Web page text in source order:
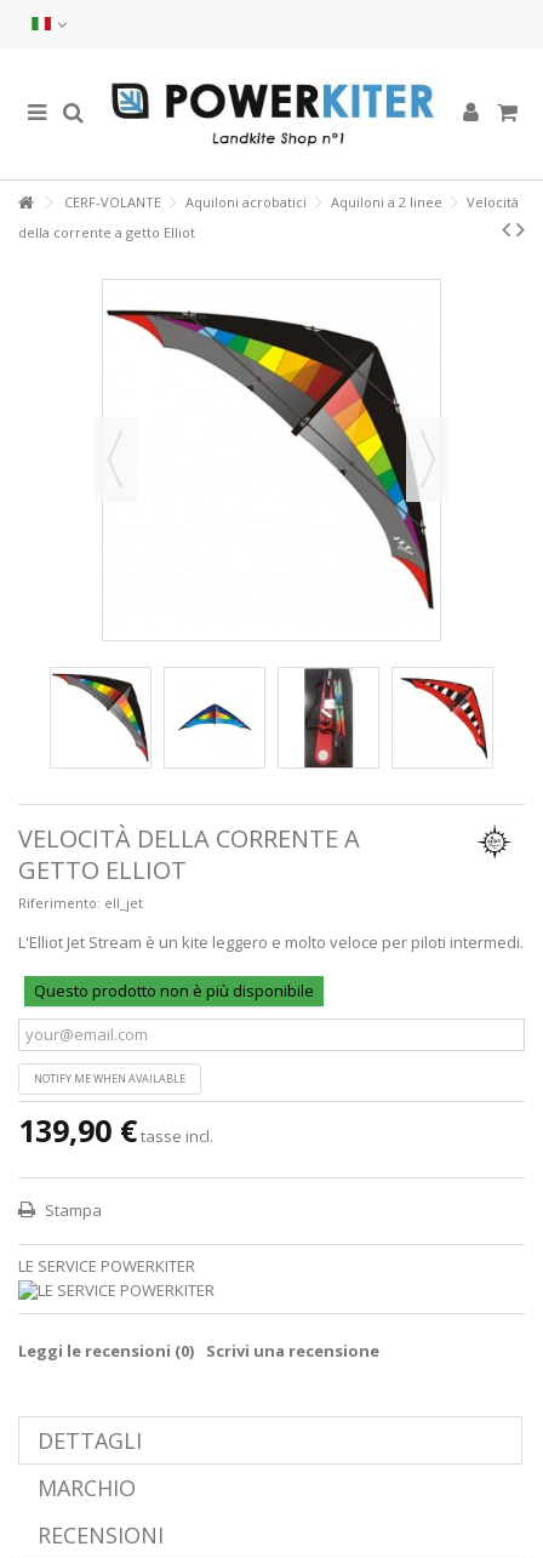
CERF-VOLANTE Aquiloni acrobatici Aquiloni a 2 linee
Velocità
della corrente a getto Elliot
VELOCITÀ DELLA CORRENTE A
GETTO ELLIOT
Riferimento: ell_jet
L'Elliot Jet Stream è un kite leggero e molto veloce per piloti intermedi.
Questo prodotto non è più disponibile
NOTIFY ME WHEN AVAILABLE
139,90 €tasse incl.
Stampa
LE SERVICE POWERKITER
Leggi le recensioni (0) Scrivi una recensione
DETTAGLI
MARCHIO
RECENSIONI